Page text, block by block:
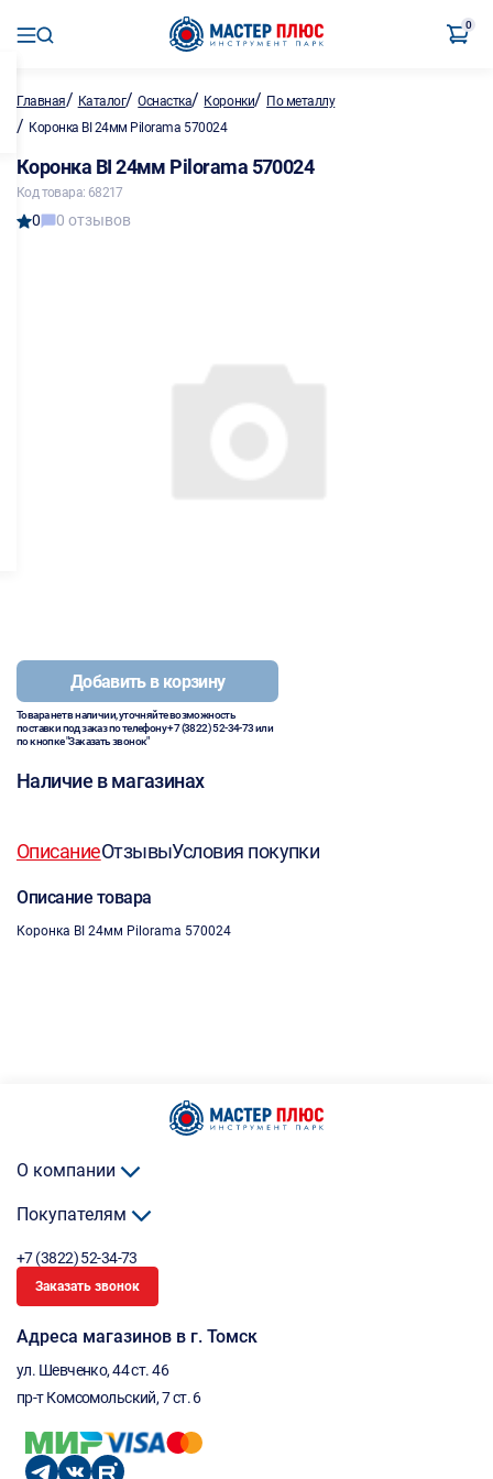
0
Главная/ Каталог/Оснастка/ Коронки/ По металлу
/ Коронка BI 24мм Pilorama 570024
Коронка BI 24мм Pilorama 570024
Код товара: 68217
0 0 отзывов
Добавить в корзину
Товара нет в наличии, уточняйте возможность
поставки под заказ по телефону+7 (3822) 52-34-73или
по кнопке "Заказать звонок"
Наличие в магазинах
ОписаниеОтзывыУсловия покупки
Описание товара
Коронка BI 24мм Pilorama 570024
О компании
Покупателям
+7 (3822) 52-34-73
Заказать звонок
Адреса магазинов в г. Томск
ул. Шевченко, 44 ст. 46
пр-т Комсомольский, 7 ст. 6